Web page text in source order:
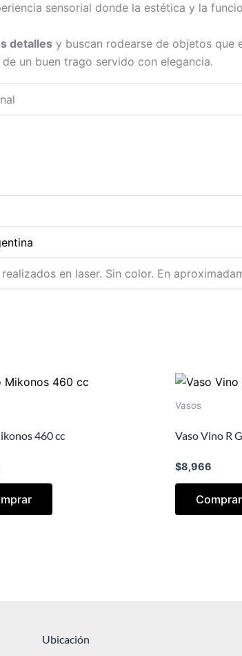
sensorial donde la estética y la
detalles y buscan rodearse de objetos que
un buen trago servido con elegancia.
en laser. Sin color. En
460 cc
Vasos
Vaso Vino R
$8,966
Comprar
Ubicación